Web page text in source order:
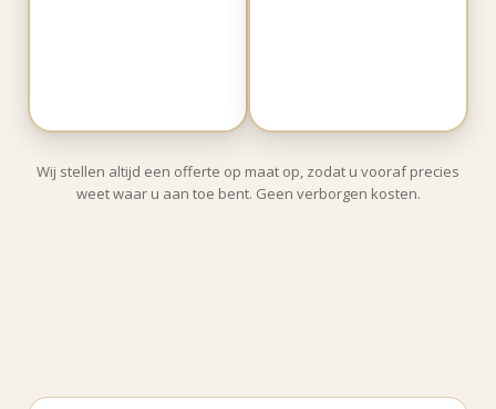
Wij stellen altijd een offerte op maat op, zodat u vooraf precies
weet waar u aan toe bent. Geen verborgen kosten.